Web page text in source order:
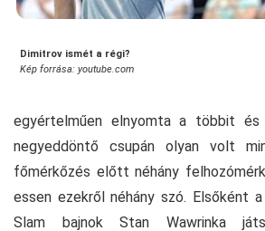
Dimitrov ismét a régi?
Kép forrása: youtube.com
egyértelműen elnyomta a többit
negyeddöntő csupán olyan volt
főmérkőzés előtt néhány
essen ezekről néhány szó. Elsőként a
Slam bajnok Stan Wawrinka